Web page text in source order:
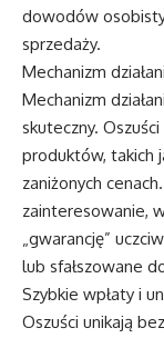
dowodów
sprzedaży.
Mechanizm
Mechanizm
skuteczny.
produktów, takich
zaniżonych
zainteresowanie,
„gwarancję”
lub sfałszowane
Szybkie wpłaty i
Oszuści unikają